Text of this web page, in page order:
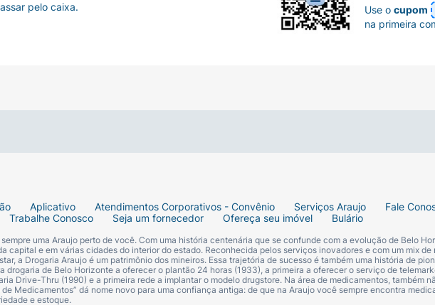
Aplicativo Atendimentos Corporativos - Convênio Serviços Araujo
Fale
Trabalhe Conosco Seja um fornecedor Ofereça seu imóvel Bulário
uma Araujo perto de você. Com uma história centenária que se confunde com a evolução de Belo
capital e em várias cidades do interior do estado. Reconhecida pelos serviços inovadores e com um mix de
a Drogaria Araujo é um patrimônio dos mineiros. Essa trajetória de sucesso é também uma história de
drogaria de Belo Horizonte a oferecer o plantão 24 horas (1933), a primeira a oferecer o serviço de
Drive-Thru (1990) e a primeira rede a implantar o modelo drugstore. Na área de medicamentos, também
Medicamentos” dá nome novo para uma confiança antiga: de que na Araujo você sempre encontra
e estoque.
pelo caixa. Use ocupom
na primeira